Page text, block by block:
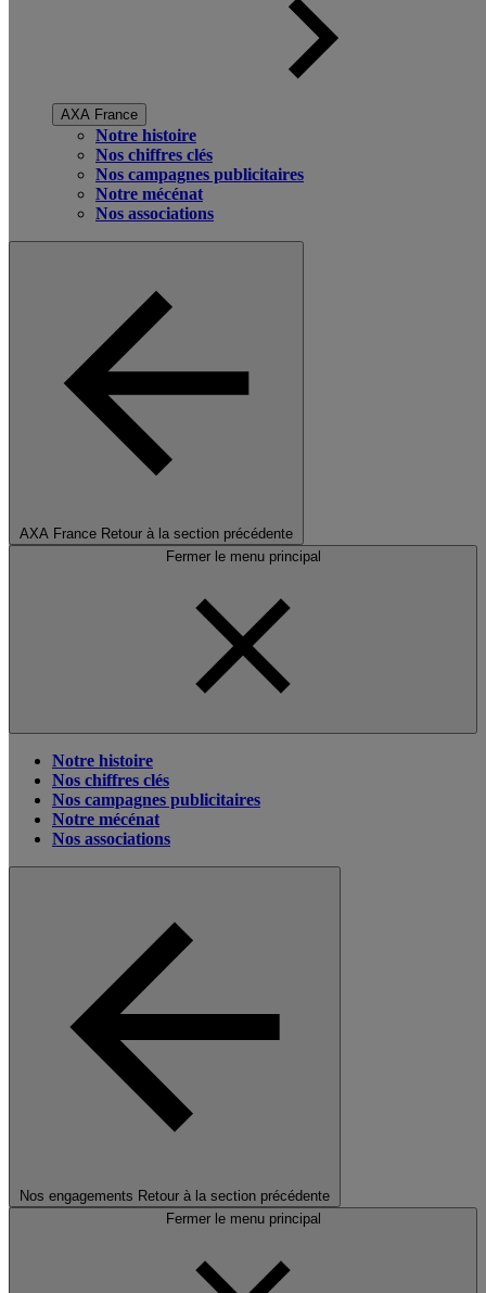
AXA France
Notre histoire
Nos chiffres clés
Nos campagnes publicitaires
Notre mécénat
Nos associations
AXA France Retour à la section précédente
Fermer le menu principal
Notre histoire
Nos chiffres clés
Nos campagnes publicitaires
Notre mécénat
Nos associations
Nos engagements Retour à la section précédente
Fermer le menu principal